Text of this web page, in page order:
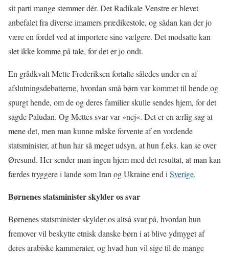
sit parti mange stemmer dér. Det Radikale Venstre er blevet
anbefalet fra diverse imamers prædikestole, og sådan kan der jo
være en fordel ved at importere sine vælgere. Det modsatte kan
slet ikke komme på tale, for det er jo ondt.
En grådkvalt Mette Frederiksen fortalte således under en af
afslutningsdebatterne, hvordan små børn var kommet til hende og
spurgt hende, om de og deres familier skulle sendes hjem, for det
sagde Paludan. Og Mettes svar var »nej«. Det er en ærlig sag at
mene det, men man kunne måske forvente af en vordende
statsminister, at hun har så meget udsyn, at hun f.eks. kan se over
Øresund. Her sender man ingen hjem med det resultat, at man kan
færdes tryggere i lande som Iran og Ukraine end iSverige.
Børnenes statsminister skylder os svar
Børnenes statsminister skylder os altså svar på, hvordan hun
fremover vil beskytte etnisk danske børn i at blive ydmyget af
deres arabiske kammerater, og hvad hun vil sige til de mange